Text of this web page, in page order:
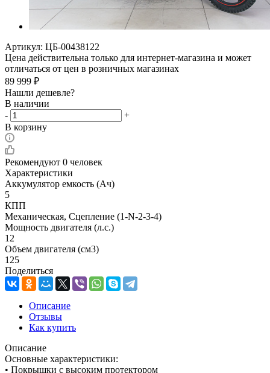
Артикул: ЦБ-00438122
Цена действительна только для интернет-магазина и может
отличаться от цен в розничных магазинах
89 999 ₽
Нашли дешевле?
В наличии
-
+
В корзину
Рекомендуют 0 человек
Характеристики
Аккумулятор емкость (Ач)
5
КПП
Механическая, Сцепление (1-N-2-3-4)
Мощность двигателя (л.с.)
12
Объем двигателя (см3)
125
Поделиться
Описание
Отзывы
Как купить
Описание
Основные характеристики:
• Покрышки с высоким протектором